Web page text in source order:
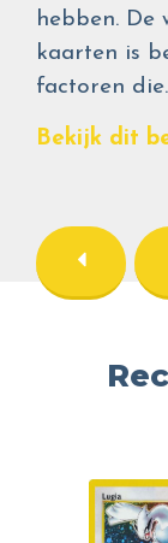
hebben. De
kaarten is
factoren
Bekijk dit